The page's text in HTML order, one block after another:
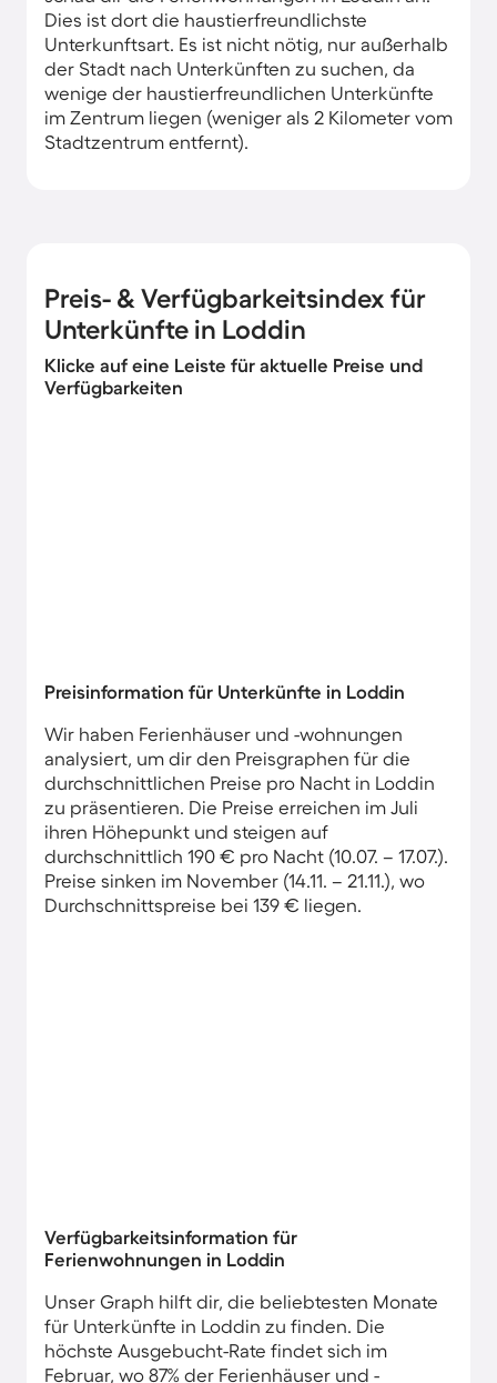
Dies ist dort die haustierfreundlichste
Unterkunftsart. Es ist nicht nötig, nur außerhalb
der Stadt nach Unterkünften zu suchen, da
wenige der haustierfreundlichen Unterkünfte
im Zentrum liegen (weniger als 2 Kilometer vom
Stadtzentrum entfernt).
Preis- & Verfügbarkeitsindex für
Unterkünfte in Loddin
Klicke auf eine Leiste für aktuelle Preise und
Verfügbarkeiten
Preisinformation für Unterkünfte in Loddin
Wir haben Ferienhäuser und -wohnungen
analysiert, um dir den Preisgraphen für die
durchschnittlichen Preise pro Nacht in Loddin
zu präsentieren. Die Preise erreichen im Juli
ihren Höhepunkt und steigen auf
durchschnittlich 190 € pro Nacht (10.07. – 17.07.).
Preise sinken im November (14.11. – 21.11.), wo
Durchschnittspreise bei 139 € liegen.
Verfügbarkeitsinformation für
Ferienwohnungen in Loddin
Unser Graph hilft dir, die beliebtesten Monate
für Unterkünfte in Loddin zu finden. Die
höchste Ausgebucht-Rate findet sich im
Februar, wo 87% der Ferienhäuser und -